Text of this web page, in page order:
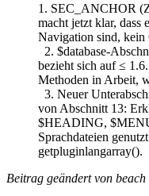
1. SEC_ANCHOR
macht jetzt klar, dass
Navigation sind, kein
2. $database-
bezieht sich auf ≤
Methoden in Arbeit,
3. Neuer
von Abschnitt 13:
$HEADING,
Sprachdateien
getpluginlangarray().
Beitrag geändert von